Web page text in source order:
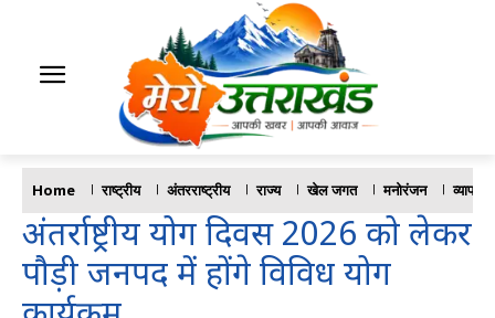
Home राष्ट्रीय अंतरराष्ट्रीय राज्य खेल जगत मनोरंजन व्यापार
अंतर्राष्ट्रीय योग दिवस 2026 को लेकर
पौड़ी जनपद में होंगे विविध योग